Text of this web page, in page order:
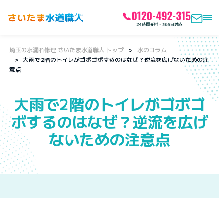
埼玉の水漏れ修理 さいたま水道職人 トップ
水のコラム
大雨で2階のトイレがゴボゴボするのはなぜ？逆流を広げないための注
意点
大雨で2階のトイレがゴボゴ
ボするのはなぜ？逆流を広げ
ないための注意点